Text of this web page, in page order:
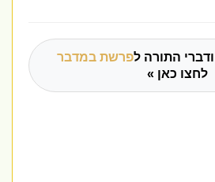
התורה לפרשת במדבר
לחצו כאן »